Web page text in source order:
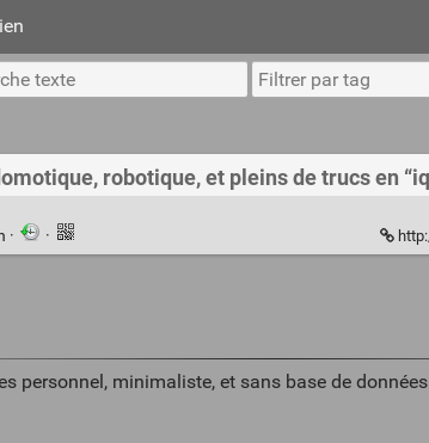
robotique, et pleins de trucs en
· · http://
personnel, minimaliste, et sans base de